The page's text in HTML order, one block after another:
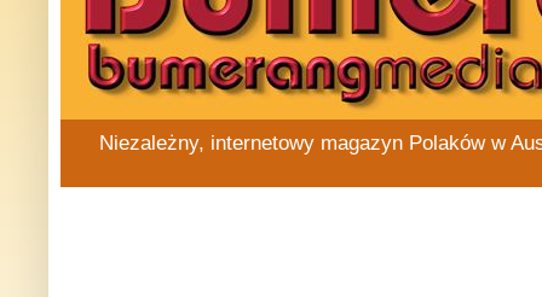
Niezależny, internetowy magazyn Polaków w